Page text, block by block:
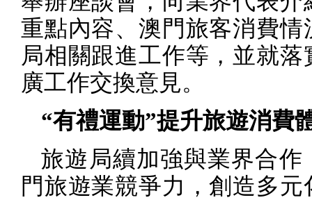
重點內容、澳門旅客消費情
局相關跟進工作等，並就落
廣工作交換意見。
“有禮運動”提升旅遊消費
旅遊局續加強與業界合作
門旅遊業競爭力，創造多元